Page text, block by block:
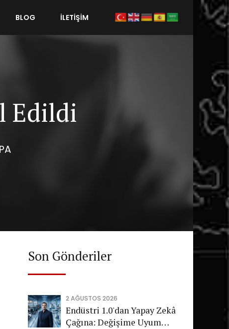
BLOG İLETİŞİM
Edildi
Son Gönderiler
2 AĞUSTOS 2026
Endüstri 1.0'dan Yapay Zekâ
Çağına: Değişime Uyum